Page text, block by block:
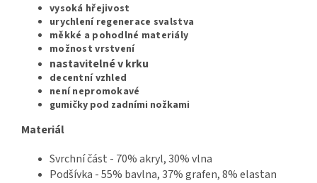
vysoká hřejivost
urychlení regenerace svalstva
měkké a pohodlné materiály
možnost vrstvení
nastavitelné v krku
decentní vzhled
není nepromokavé
gumičky pod zadními nožkami
Materiál
Svrchní část - 70% akryl, 30% vlna
Podšívka - 55% bavlna, 37% grafen, 8% elastan